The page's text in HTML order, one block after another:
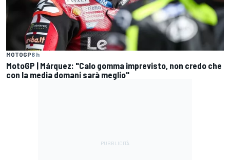
MOTOGP6 h
MotoGP | Márquez: "Calo gomma imprevisto, non credo che
con la media domani sarà meglio"